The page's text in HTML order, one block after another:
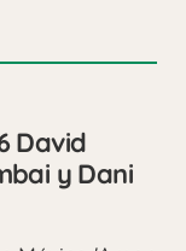
David
y Dani